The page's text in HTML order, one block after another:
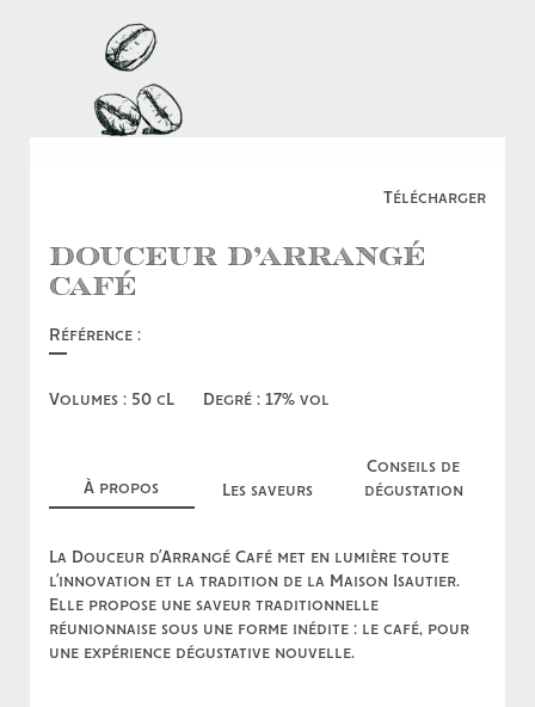
Télécharger
Douceur d’Arrangé
Café
Référence :
Volumes : 50 cL Degré : 17% vol
À propos Les saveurs
Conseils de
dégustation
La Douceur d’Arrangé Café met en lumière toute
l’innovation et la tradition de la Maison Isautier.
Elle propose une saveur traditionnelle
réunionnaise sous une forme inédite : le café, pour
une expérience dégustative nouvelle.